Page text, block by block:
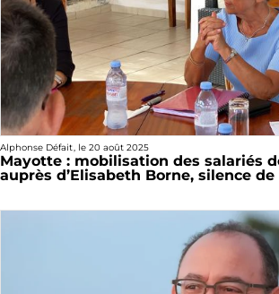
Alphonse Défait, le 20 août 2025
Mayotte : mobilisation des salariés
auprès d’Elisabeth Borne, silence